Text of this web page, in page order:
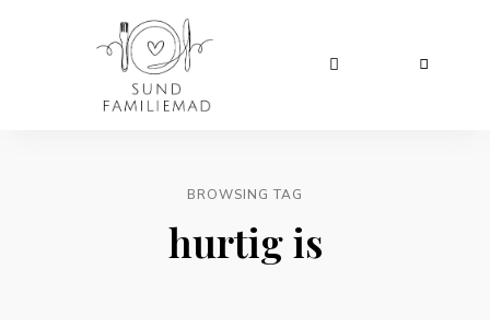
BROWSING TAG
hurtig is